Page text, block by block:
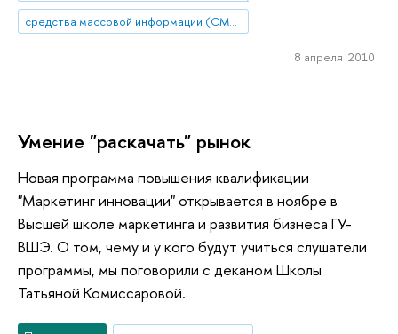
средства массовой информации (СМИ)
8 апреля 2010
Умение "раскачать" рынок
Новая программа повышения квалификации
"Маркетинг инновации" открывается в ноябре в
Высшей школе маркетинга и развития бизнеса ГУ-
ВШЭ. О том, чему и у кого будут учиться слушатели
программы, мы поговорили с деканом Школы
Татьяной Комиссаровой.